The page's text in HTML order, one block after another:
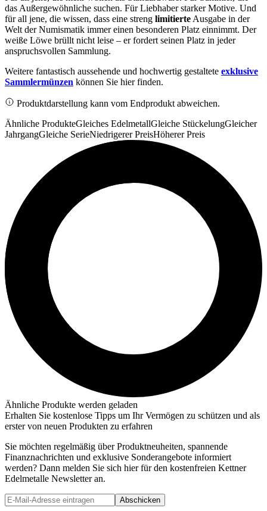
das Außergewöhnliche suchen. Für Liebhaber starker Motive. Und
für all jene, die wissen, dass eine streng limitierte Ausgabe in der
Welt der Numismatik immer einen besonderen Platz einnimmt. Der
weiße Löwe brüllt nicht leise – er fordert seinen Platz in jeder
anspruchsvollen Sammlung.
Weitere fantastisch aussehende und hochwertig gestaltete exklusive
Sammlermünzen können Sie hier finden.
Produktdarstellung kann vom Endprodukt abweichen.
Ähnliche ProdukteGleiches EdelmetallGleiche StückelungGleicher
JahrgangGleiche SerieNiedrigerer PreisHöherer Preis
Ähnliche Produkte werden geladen
Erhalten Sie kostenlose Tipps um Ihr Vermögen zu schützen und als
erster von neuen Produkten zu erfahren
Sie möchten regelmäßig über Produktneuheiten, spannende
Finanznachrichten und exklusive Sonderangebote informiert
werden? Dann melden Sie sich hier für den kostenfreien Kettner
Edelmetalle Newsletter an.
Abschicken